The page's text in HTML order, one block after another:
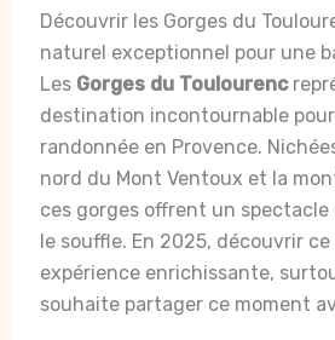
Découvrir les Gorges du
naturel exceptionnel pour une
Les Gorges du Toulourenc
destination incontournable
randonnée en Provence.
nord du Mont Ventoux et la
ces gorges offrent un
le souffle. En 2025, découvrir
expérience enrichissante,
souhaite partager ce moment